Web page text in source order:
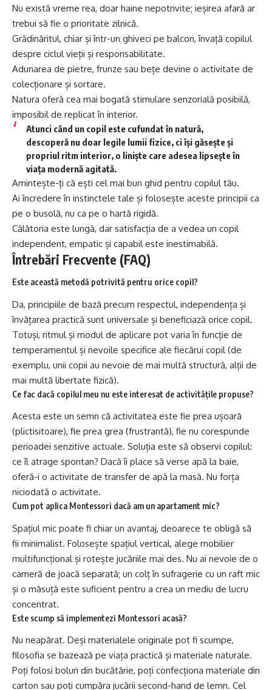
Nu există vreme rea, doar haine nepotrivite; ieșirea afară ar
trebui să fie o prioritate zilnică.
Grădinăritul, chiar și într-un ghiveci pe balcon, învață copilul
despre ciclul vieții și responsabilitate.
Adunarea de pietre, frunze sau bețe devine o activitate de
colecționare și sortare.
Natura oferă cea mai bogată stimulare senzorială posibilă,
imposibil de replicat în interior.
Atunci când un copil este cufundat în natură,
descoperă nu doar legile lumii fizice, ci își găsește și
propriul ritm interior, o liniște care adesea lipsește în
viața modernă agitată.
Amintește-ți că ești cel mai bun ghid pentru copilul tău.
Ai încredere în instinctele tale și folosește aceste principii ca
pe o busolă, nu ca pe o hartă rigidă.
Călătoria este lungă, dar satisfacția de a vedea un copil
independent, empatic și capabil este inestimabilă.
Întrebări Frecvente (FAQ)
Este această metodă potrivită pentru orice copil?
Da, principiile de bază precum respectul, independența și
învățarea practică sunt universale și beneficiază orice copil.
Totuși, ritmul și modul de aplicare pot varia în funcție de
temperamentul și nevoile specifice ale fiecărui copil (de
exemplu, unii copii au nevoie de mai multă structură, alții de
mai multă libertate fizică).
Ce fac dacă copilul meu nu este interesat de activitățile propuse?
Acesta este un semn că activitatea este fie prea ușoară
(plictisitoare), fie prea grea (frustrantă), fie nu corespunde
perioadei senzitive actuale. Soluția este să observi copilul:
ce îl atrage spontan? Dacă îi place să verse apă la baie,
oferă-i o activitate de transfer de apă la masă. Nu forța
niciodată o activitate.
Cum pot aplica Montessori dacă am un apartament mic?
Spațiul mic poate fi chiar un avantaj, deoarece te obligă să
fii minimalist. Folosește spațiul vertical, alege mobilier
multifuncțional și rotește jucăriile mai des. Nu ai nevoie de o
cameră de joacă separată; un colț în sufragerie cu un raft mic
și o măsuță este suficient pentru a crea un mediu de lucru
concentrat.
Este scump să implementezi Montessori acasă?
Nu neapărat. Deși materialele originale pot fi scumpe,
filosofia se bazează pe viața practică și materiale naturale.
Poți folosi boluri din bucătărie, poți confecționa materiale din
carton sau poți cumpăra jucării second-hand de lemn. Cel